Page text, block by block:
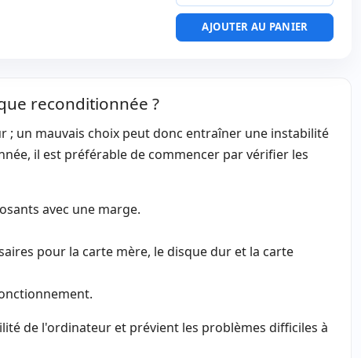
AJOUTER AU PANIER
reconditionnée ?
un mauvais choix peut donc entraîner une instabilité
il est préférable de commencer par vérifier les
avec une marge.
pour la carte mère, le disque dur et la carte
de l'ordinateur et prévient les problèmes difficiles à